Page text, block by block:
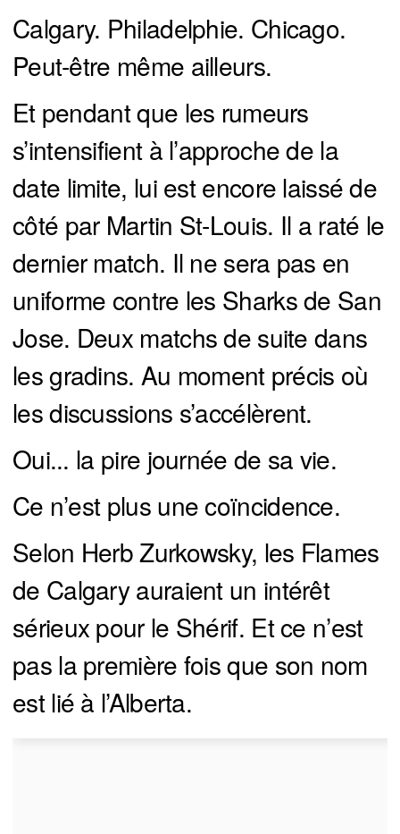
Calgary. Philadelphie. Chicago.
Peut-être même ailleurs.
Et pendant que les rumeurs
s’intensifient à l’approche de la
date limite, lui est encore laissé de
côté par Martin St-Louis. Il a raté le
dernier match. Il ne sera pas en
uniforme contre les Sharks de San
Jose. Deux matchs de suite dans
les gradins. Au moment précis où
les discussions s’accélèrent.
Oui... la pire journée de sa vie.
Ce n’est plus une coïncidence.
Selon Herb Zurkowsky, les Flames
de Calgary auraient un intérêt
sérieux pour le Shérif. Et ce n’est
pas la première fois que son nom
est lié à l’Alberta.